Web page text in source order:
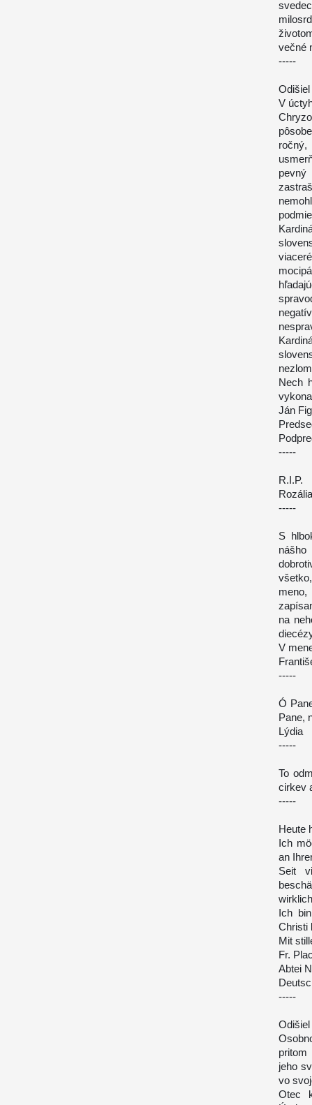
večné
-----
V
Nech
Ján
-----
R.I.P.
-----
S
meno,
na
V
-----
Ó
Pane,
Lýdia
-----
To
cirkev
-----
Heute
Ich
an
Seit
Ich
Christi
Mit
Fr.
Abtei
-----
jeho
vo
Otec